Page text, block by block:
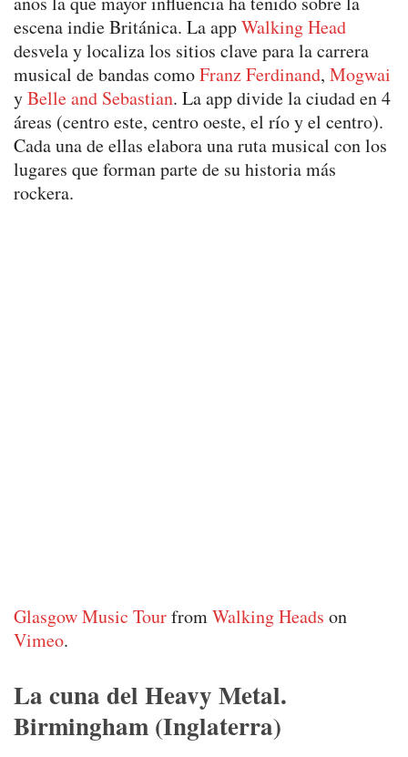
escena indie Británica. La appWalking Head
desvela y localiza los sitios clave para la carrera
musical de bandas comoFranz Ferdinand, Mogwai
yBelle and Sebastian. La app divide la ciudad en 4
áreas (centro este, centro oeste, el río y el centro).
Cada una de ellas elabora una ruta musical con los
lugares que forman parte de su historia más
rockera.
Glasgow Music TourfromWalking Heads on
Vimeo.
La cuna del Heavy Metal.
Birmingham (Inglaterra)